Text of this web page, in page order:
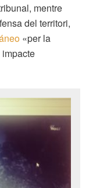
mentre
del territori,
«per la